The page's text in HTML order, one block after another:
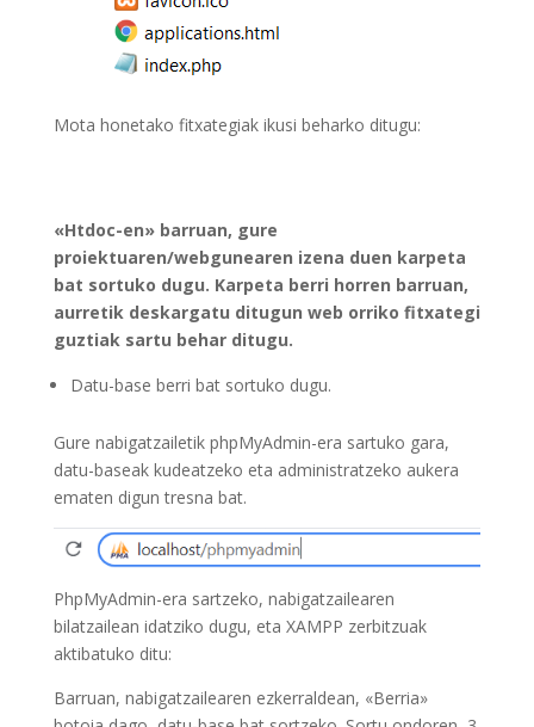
Mota honetako fitxategiak ikusi beharko ditugu:
«Htdoc-en» barruan, gure
proiektuaren/webgunearen izena duen karpeta
bat sortuko dugu. Karpeta berri horren barruan,
aurretik deskargatu ditugun web orriko fitxategi
guztiak sartu behar ditugu.
Datu-base berri bat sortuko dugu.
Gure nabigatzailetik phpMyAdmin-era sartuko gara,
datu-baseak kudeatzeko eta administratzeko aukera
ematen digun tresna bat.
PhpMyAdmin-era sartzeko, nabigatzailearen
bilatzailean idatziko dugu, eta XAMPP zerbitzuak
aktibatuko ditu:
Barruan, nabigatzailearen ezkerraldean, «Berria»